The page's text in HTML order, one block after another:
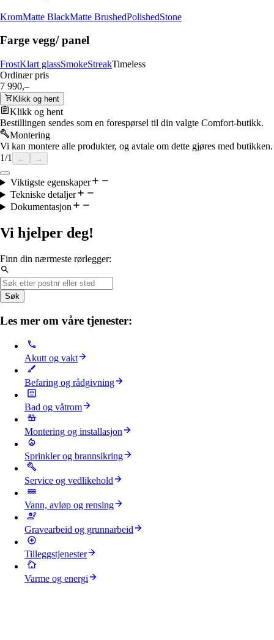
KromMatte BlackMatte BrushedPolishedStone
Farge vegg/ panel
FrostKlart glassSmokeStreakTimeless
Ordinær pris
7 990,–
Klikk og hent
Klikk og hent
Bestillingen sendes som en forespørsel til din valgte Comfort-butikk.
Montering
Vi kan montere alle produkter, og avtale om dette gjøres med butikken.
1/1 ← →
Viktigste egenskaper
Tekniske detaljer
Dokumentasjon
Vi hjelper deg!
Finn din nærmeste rørlegger:
Søk
Les mer om våre tjenester:
Akutt og vakt
Befaring og rådgivning
Bad og våtrom
Montering og installasjon
Sprinkler og brannsikring
Service og vedlikehold
Vann, avløp og rensing
Gravearbeid og grunnarbeid
Tilleggstjenester
Varme og energi